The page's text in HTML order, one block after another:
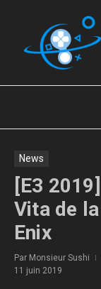
News
[E3
Vita de
Enix
Par Monsieur Sushi
11 juin 2019